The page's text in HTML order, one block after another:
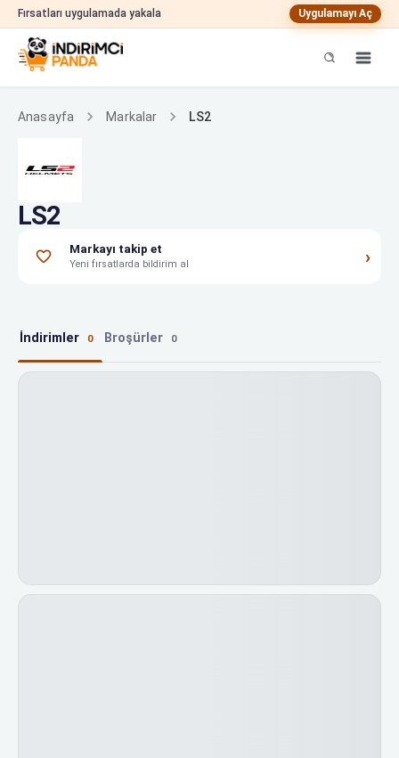
Fırsatları uygulamada yakala Uygulamayı Aç
Anasayfa Markalar LS2
LS2
Markayı takip et
Yeni fırsatlarda bildirim al ›
İndirimler 0 Broşürler 0
LS2 indirimleri